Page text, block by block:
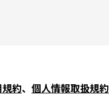
約、 個人情報取扱規約